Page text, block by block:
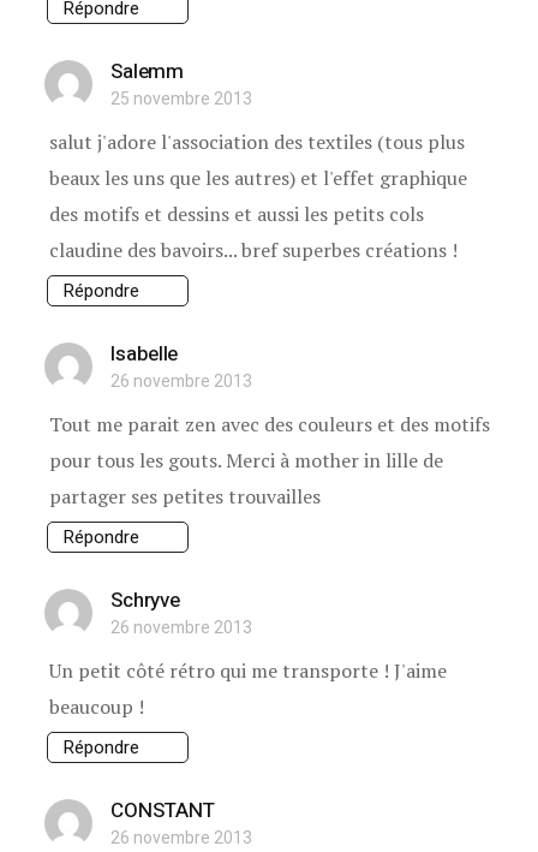
Répondre
Salemm
25 novembre 2013
salut j'adore l'association des textiles (tous plus
beaux les uns que les autres) et l'effet graphique
des motifs et dessins et aussi les petits cols
claudine des bavoirs... bref superbes créations !
Répondre
Isabelle
26 novembre 2013
Tout me parait zen avec des couleurs et des motifs
pour tous les gouts. Merci à mother in lille de
partager ses petites trouvailles
Répondre
Schryve
26 novembre 2013
Un petit côté rétro qui me transporte ! J'aime
beaucoup !
Répondre
CONSTANT
26 novembre 2013